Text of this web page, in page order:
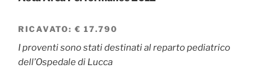
RICAVATO: € 17.790
I proventi sono stati destinati al reparto pediatrico
dell’Ospedale di Lucca